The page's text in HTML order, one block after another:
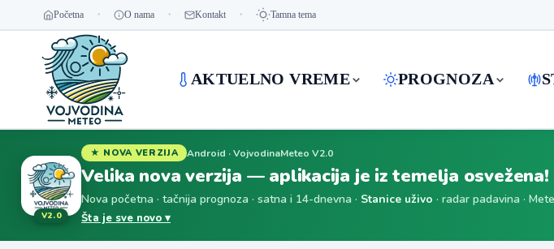
Početna O nama Kontakt Tamna tema
AKTUELNO VREME PROGNOZA
V2.0
★ NOVA VERZIJA Android · VojvodinaMeteo V2.0
Velika nova verzija — aplikacija je iz temelja osvežena!
Nova početna · tačnija prognoza · satna i 14-dnevna · Stanice uživo · radar padavina ·
Šta je sve novo ▾